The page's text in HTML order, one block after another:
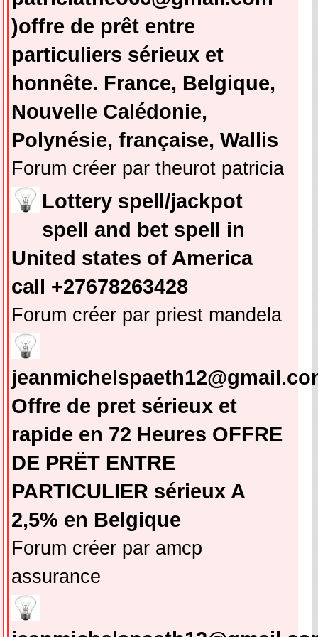
)offre de prêt entre
particuliers sérieux et
honnête. France, Belgique,
Nouvelle Calédonie,
Polynésie, française, Wallis
Forum créer par theurot patricia
Lottery spell/jackpot
spell and bet spell in
United states of America
call +27678263428
Forum créer par priest mandela
Offre de pret sérieux et
rapide en 72 Heures OFFRE
DE PRËT ENTRE
PARTICULIER sérieux A
2,5% en Belgique
Forum créer par amcp
assurance